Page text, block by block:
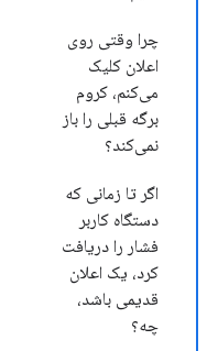
چرا وقتی روی
اعلان کلیک
می‌کنم، کروم
برگه قبلی را باز
نمی‌کند؟
اگر تا زمانی که
دستگاه کاربر
فشار را دریافت
کرد، یک اعلان
قدیمی باشد،
چه؟